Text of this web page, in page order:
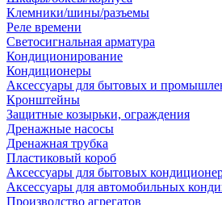
Клемники/шины/разъемы
Реле времени
Светосигнальная арматура
Кондиционирование
Кондиционеры
Аксессуары для бытовых и
Кронштейны
Защитные козырьки, ограждения
Дренажные насосы
Дренажная трубка
Пластиковый короб
Аксессуары для бытовых
Аксессуары для автомобильных
Производство агрегатов